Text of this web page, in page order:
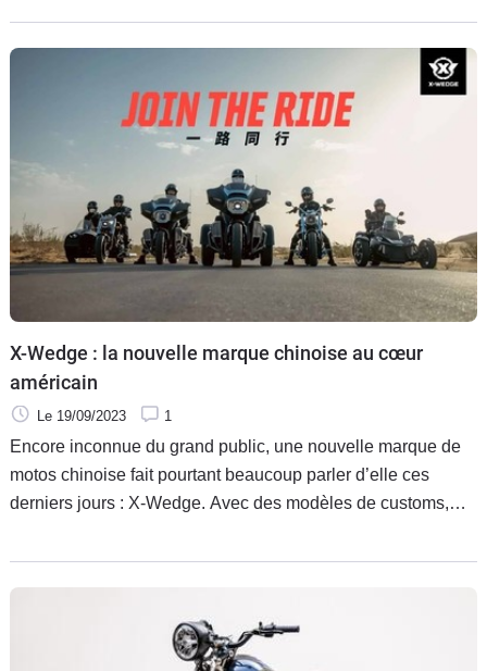
par Buell.
X-Wedge : la nouvelle marque chinoise au cœur
américain
Le 19/09/2023 1
Encore inconnue du grand public, une nouvelle marque de
motos chinoise fait pourtant beaucoup parler d’elle ces
derniers jours : X-Wedge. Avec des modèles de customs,
son récent lancement. Dessinées par le studio Kiska Design,
les motos sont motorisées par des unités du spécialiste
américain S&S. Vive la mondialisation.